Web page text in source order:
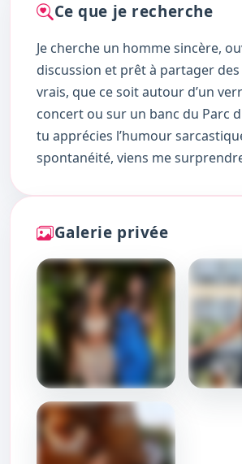
Ce que je recherche
Je cherche un homme sincère,
discussion et prêt à partager
vrais, que ce soit autour d’un
concert ou sur un banc du Parc
tu apprécies l’humour
spontanéité, viens me
Galerie privée
DÉBLOQUER